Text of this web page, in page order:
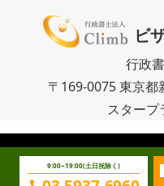
9:00~19:00(土日祝除く)
ビ
行政
〒169-0075 東京
スタープ
©2026 ビザ申請なら、東京